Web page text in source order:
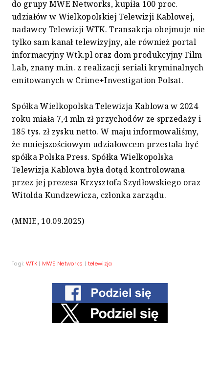
do grupy MWE Networks, kupiła 100 proc.
udziałów w Wielkopolskiej Telewizji Kablowej,
nadawcy Telewizji WTK. Transakcja obejmuje nie
tylko sam kanał telewizyjny, ale również portal
informacyjny Wtk.pl oraz dom produkcyjny Film
Lab, znany m.in. z realizacji seriali kryminalnych
emitowanych w Crime+Investigation Polsat.
Spółka Wielkopolska Telewizja Kablowa w 2024
roku miała 7,4 mln zł przychodów ze sprzedaży i
185 tys. zł zysku netto. W maju informowaliśmy,
że mniejszościowym udziałowcem przestała być
spółka Polska Press. Spółka Wielkopolska
Telewizja Kablowa była dotąd kontrolowana
przez jej prezesa Krzysztofa Szydłowskiego oraz
Witolda Kundzewicza, członka zarządu.
(MNIE, 10.09.2025)
Tagi: WTK| MWE Networks | telewizja